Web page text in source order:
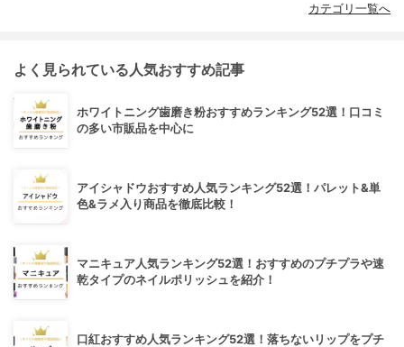
カテゴリ一覧へ
よく見られている人気おすすめ記事
ホワイトニング歯磨き粉おすすめランキング52選！口コミ
の多い市販品を中心に
アイシャドウおすすめ人気ランキング52選！パレット&単
色&ラメ入り商品を徹底比較！
マニキュア人気ランキング52選！おすすめのプチプラや速
乾タイプのネイルポリッシュを紹介！
口紅おすすめ人気ランキング52選！落ちないリップをプチ